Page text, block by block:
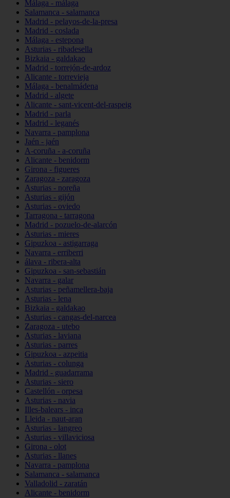
Málaga - málaga
Salamanca - salamanca
Madrid - pelayos-de-la-presa
Madrid - coslada
Málaga - estepona
Asturias - ribadesella
Bizkaia - galdakao
Madrid - torrejón-de-ardoz
Alicante - torrevieja
Málaga - benalmádena
Madrid - algete
Alicante - sant-vicent-del-raspeig
Madrid - parla
Madrid - leganés
Navarra - pamplona
Jaén - jaén
A-coruña - a-coruña
Alicante - benidorm
Girona - figueres
Zaragoza - zaragoza
Asturias - noreña
Asturias - gijón
Asturias - oviedo
Tarragona - tarragona
Madrid - pozuelo-de-alarcón
Asturias - mieres
Gipuzkoa - astigarraga
Navarra - erriberri
álava - ribera-alta
Gipuzkoa - san-sebastián
Navarra - galar
Asturias - peñamellera-baja
Asturias - lena
Bizkaia - galdakao
Asturias - cangas-del-narcea
Zaragoza - utebo
Asturias - laviana
Asturias - parres
Gipuzkoa - azpeitia
Asturias - colunga
Madrid - guadarrama
Asturias - siero
Castellón - orpesa
Asturias - navia
Illes-balears - inca
Lleida - naut-aran
Asturias - langreo
Asturias - villaviciosa
Girona - olot
Asturias - llanes
Navarra - pamplona
Salamanca - salamanca
Valladolid - zaratán
Alicante - benidorm